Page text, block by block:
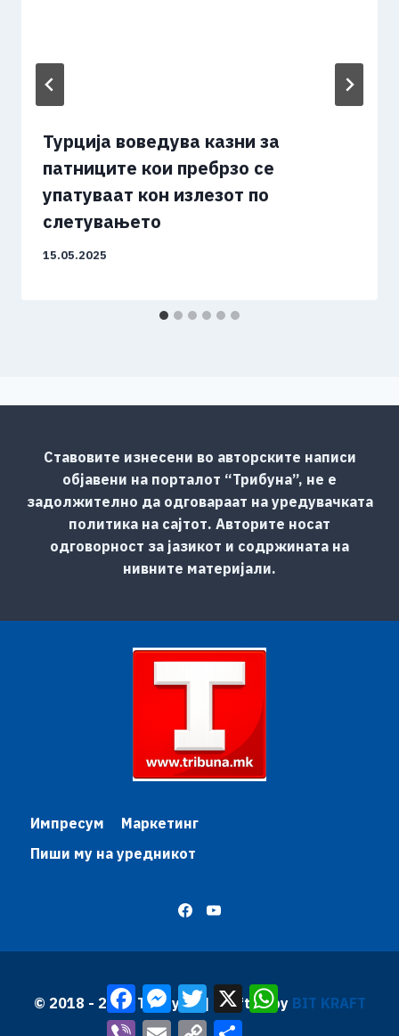
Турција воведува казни за
патниците кои пребрзо се
упатуваат кон излезот по
слетувањето
15.05.2025
Ставовите изнесени во авторските написи
објавени на порталот “Трибуна”, не е
задолжително да одговараат на уредувачката
политика на сајтот. Авторите носат
одговорност за јазикот и содржината на
нивните материјали.
Импресум
Маркетинг
Пиши му на уредникот
© 2018 - 2026 Трибуна | Krafted by BIT KRAFT
FacebookMessenger
TwitterX
Viber
Email Copy